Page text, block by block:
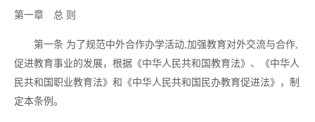
第一章 总 则
第一条 为了规范中外合作办学活动,加强教育对外交流与合作,
促进教育事业的发展，根据《中华人民共和国教育法》、《中华人
民共和国职业教育法》和《中华人民共和国民办教育促进法》，制
定本条例。